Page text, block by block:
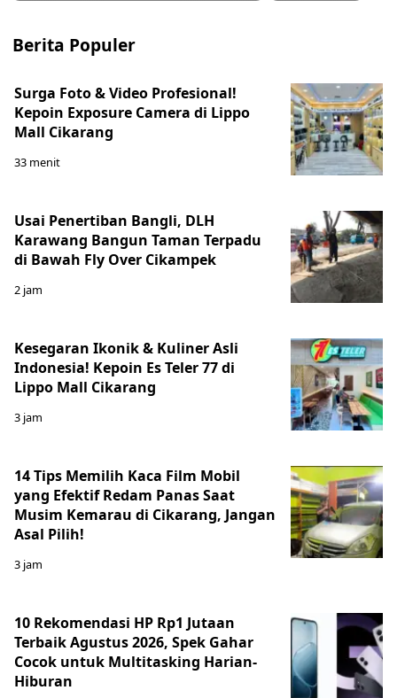
Berita Populer
Surga Foto & Video Profesional!
Kepoin Exposure Camera di Lippo
Mall Cikarang
33 menit
Usai Penertiban Bangli, DLH
Karawang Bangun Taman Terpadu
di Bawah Fly Over Cikampek
2 jam
Kesegaran Ikonik & Kuliner Asli
Indonesia! Kepoin Es Teler 77 di
Lippo Mall Cikarang
3 jam
14 Tips Memilih Kaca Film Mobil
yang Efektif Redam Panas Saat
Musim Kemarau di Cikarang, Jangan
Asal Pilih!
3 jam
10 Rekomendasi HP Rp1 Jutaan
Terbaik Agustus 2026, Spek Gahar
Cocok untuk Multitasking Harian-
Hiburan